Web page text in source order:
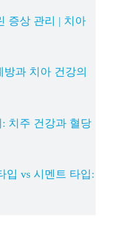
증상 관리 | 치아
과 치아 건강의
치주 건강과 혈당
입 vs 시멘트 타입: